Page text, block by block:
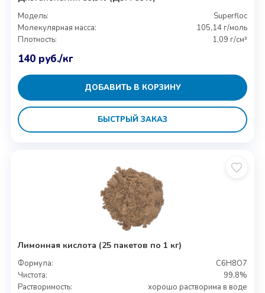
Модель:
Superfloc
Молекулярная масса:
105,14 г/моль
Плотность:
1,09 г/см³
140 руб./кг
ДОБАВИТЬ В КОРЗИНУ
БЫСТРЫЙ ЗАКАЗ
Лимонная кислота (25 пакетов по 1 кг)
Формула:
C6H8O7
Чистота:
99,8%
Растворимость:
хорошо растворима в воде